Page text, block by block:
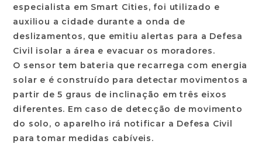
especialista em Smart Cities, foi utilizado e
auxiliou a cidade durante a onda de
deslizamentos, que emitiu alertas para a Defesa
Civil isolar a área e evacuar os moradores.
O sensor tem bateria que recarrega com energia
solar e é construído para detectar movimentos a
partir de 5 graus de inclinação em três eixos
diferentes. Em caso de detecção de movimento
do solo, o aparelho irá notificar a Defesa Civil
para tomar medidas cabíveis.